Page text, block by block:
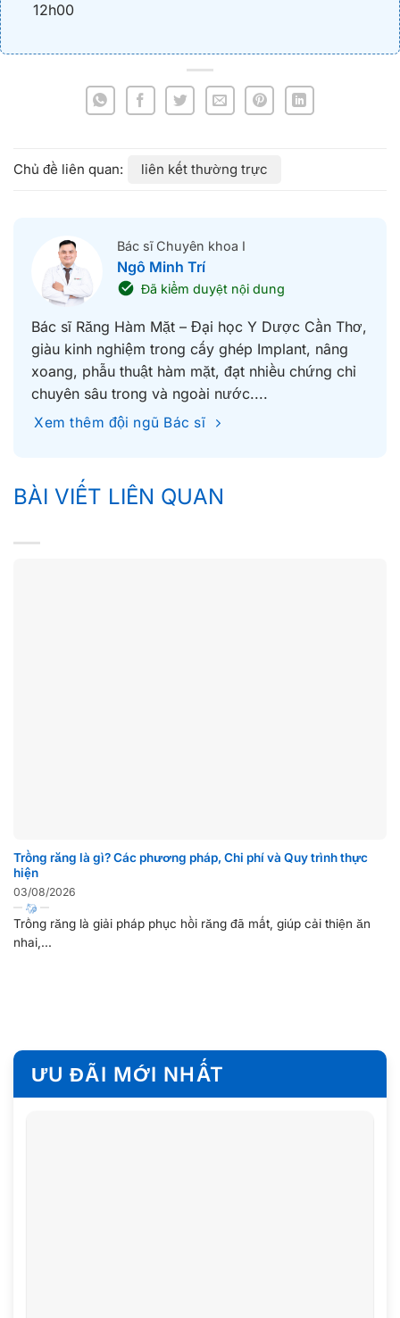
12h00
liên kết thường trực
Bác sĩ Chuyên khoa I
Ngô Minh Trí
Đã kiểm duyệt nội dung
Bác sĩ Răng Hàm Mặt – Đại học Y Dược Cần Thơ,
giàu kinh nghiệm trong cấy ghép Implant, nâng
xoang, phẫu thuật hàm mặt, đạt nhiều chứng chỉ
chuyên sâu trong và ngoài nước....
Xem thêm đội ngũ Bác sĩ
BÀI VIẾT LIÊN QUAN
Trồng răng là gì? Các phương pháp, Chi phí và Quy trình thực
hiện
03/08/2026
Trồng răng là giải pháp phục hồi răng đã mất, giúp cải thiện ăn
nhai,...
ƯU ĐÃI MỚI NHẤT